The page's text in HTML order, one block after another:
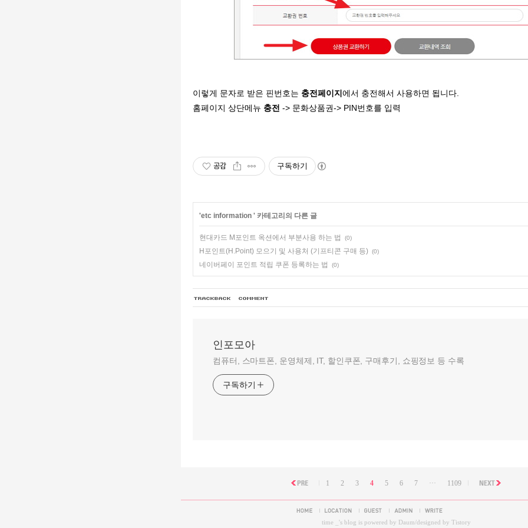
이렇게 문자로 받은 핀번호는 충전페이지 에서 충전해서 사용하면 됩니다.
홈페이지 상단메뉴 충전 -> 문화상품권-> PIN번호를 입력
공감 구독하기
'etc information ' 카테고리의 다른 글
현대카드 M포인트 옥션에서 부분사용 하는 법 (0)
H포인트(H.Point) 모으기 및 사용처 (기프티콘 구매 등) (0)
네이버페이 포인트 적립 쿠폰 등록하는 법 (0)
인포모아
컴퓨터, 스마트폰, 운영체제, IT, 할인쿠폰, 구매후기, 쇼핑정보 등 수록
구독하기
1 2 3 4 5 6 7 ··· 1109
time _ 's blog is powered by Daum/designed by Tistory